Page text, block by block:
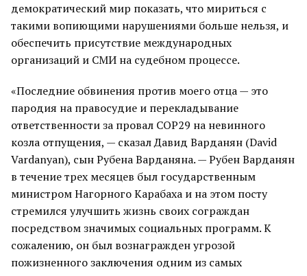
демократический мир показать, что мириться с
такими вопиющими нарушениями больше нельзя, и
обеспечить присутствие международных
организаций и СМИ на судебном процессе.
«Последние обвинения против моего отца — это
пародия на правосудие и перекладывание
ответственности за провал COP29 на невинного
козла отпущения, — сказал Давид Варданян (David
Vardanyan), сын Рубена Варданяна. — Рубен Варданян
в течение трех месяцев был государственным
министром Нагорного Карабаха и на этом посту
стремился улучшить жизнь своих сограждан
посредством значимых социальных программ. К
сожалению, он был вознагражден угрозой
пожизненного заключения одним из самых